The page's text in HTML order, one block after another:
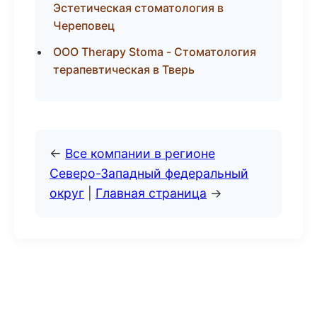
Эстетическая стоматология в
Череповец
ООО Therapy Stoma - Стоматология
терапевтическая в Тверь
← Все компании в регионе
Северо-Западный федеральный
округ
Главная страница →